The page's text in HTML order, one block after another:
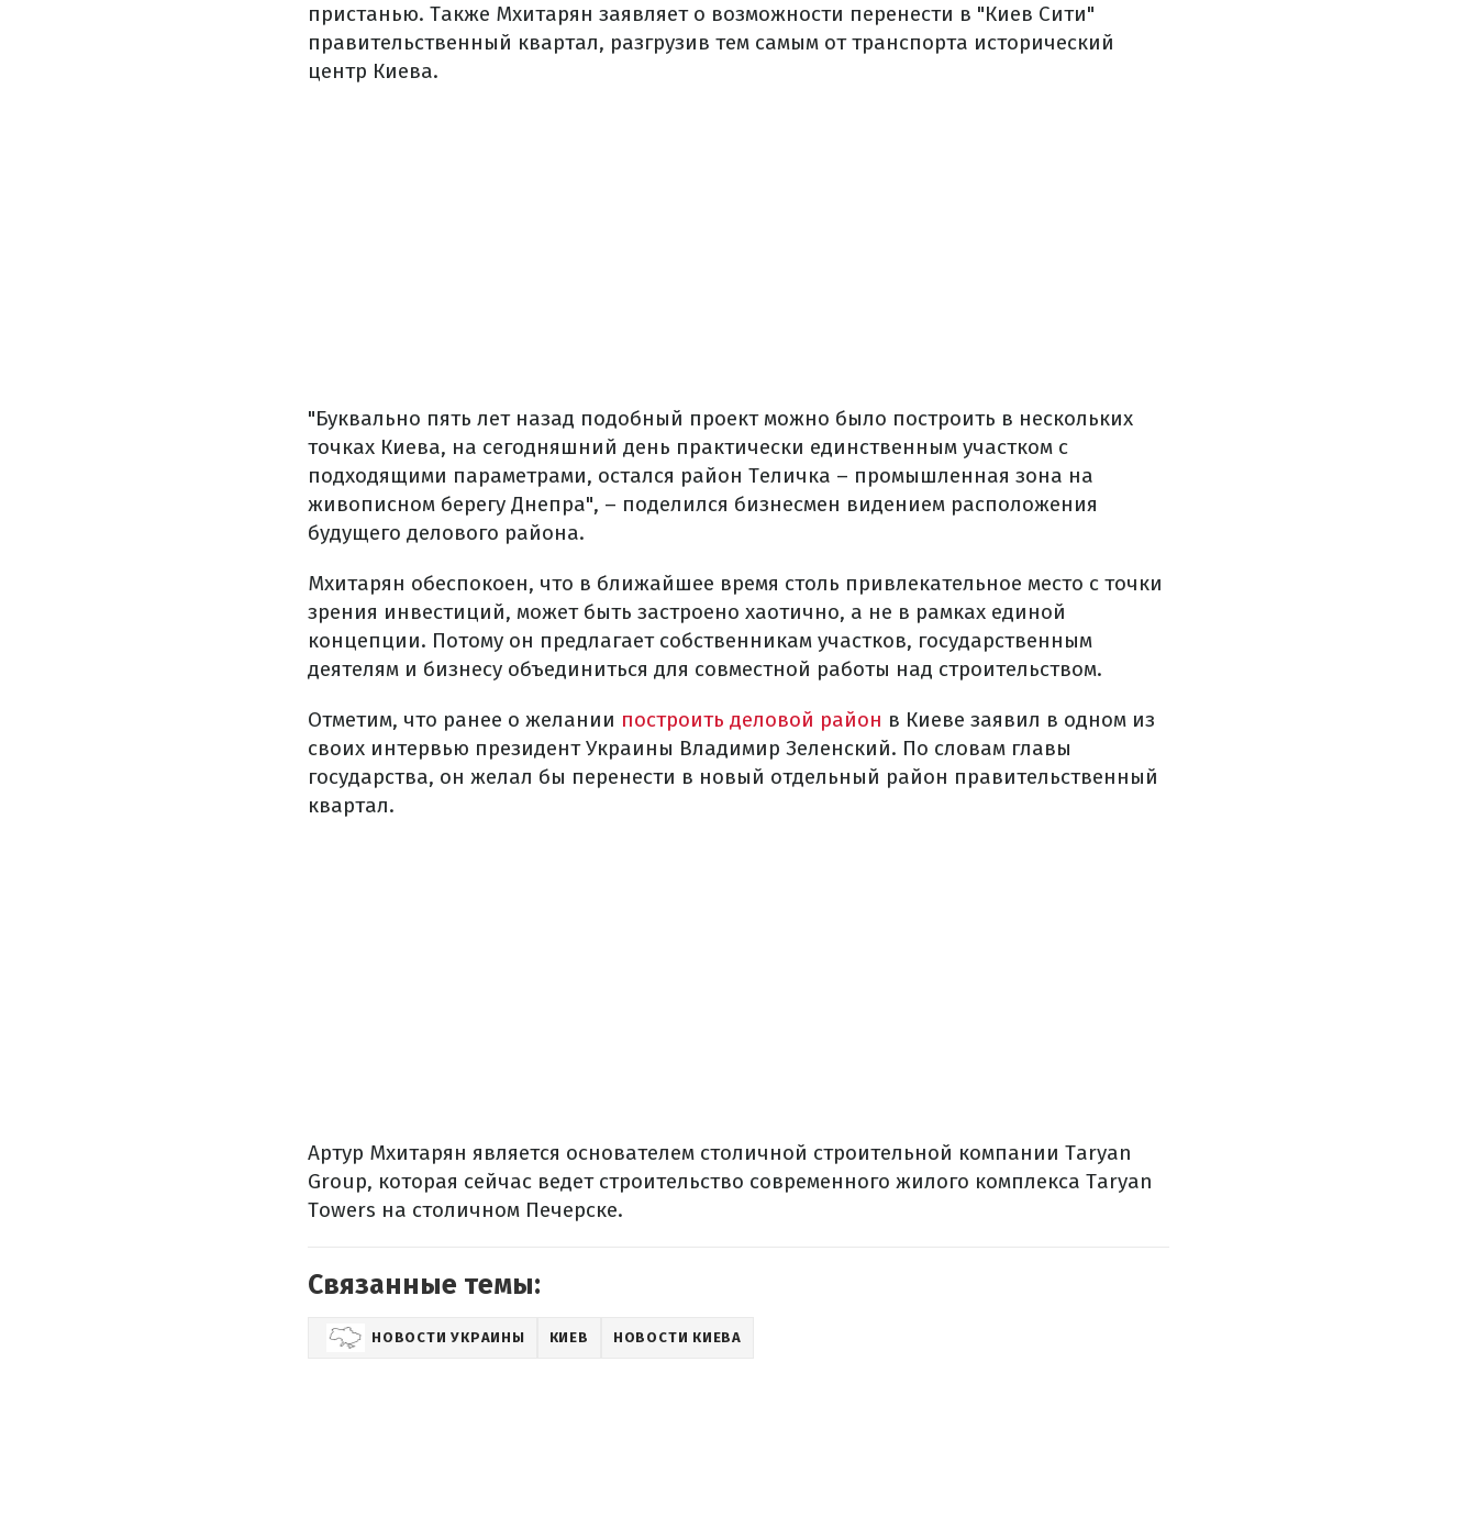
пристанью. Также Мхитарян заявляет о возможности перенести в "Киев Сити"
правительственный квартал, разгрузив тем самым от транспорта исторический
центр Киева.
"Буквально пять лет назад подобный проект можно было построить в нескольких
точках Киева, на сегодняшний день практически единственным участком с
подходящими параметрами, остался район Теличка – промышленная зона на
живописном берегу Днепра", – поделился бизнесмен видением расположения
будущего делового района.
Мхитарян обеспокоен, что в ближайшее время столь привлекательное место с точки
зрения инвестиций, может быть застроено хаотично, а не в рамках единой
концепции. Потому он предлагает собственникам участков, государственным
деятелям и бизнесу объединиться для совместной работы над строительством.
Отметим, что ранее о желании построить деловой район в Киеве заявил в одном из
своих интервью президент Украины Владимир Зеленский. По словам главы
государства, он желал бы перенести в новый отдельный район правительственный
квартал.
Артур Мхитарян является основателем столичной строительной компании Taryan
Group, которая сейчас ведет строительство современного жилого комплекса Taryan
Towers на столичном Печерске.
Связанные темы:
НОВОСТИ УКРАИНЫ КИЕВ НОВОСТИ КИЕВА